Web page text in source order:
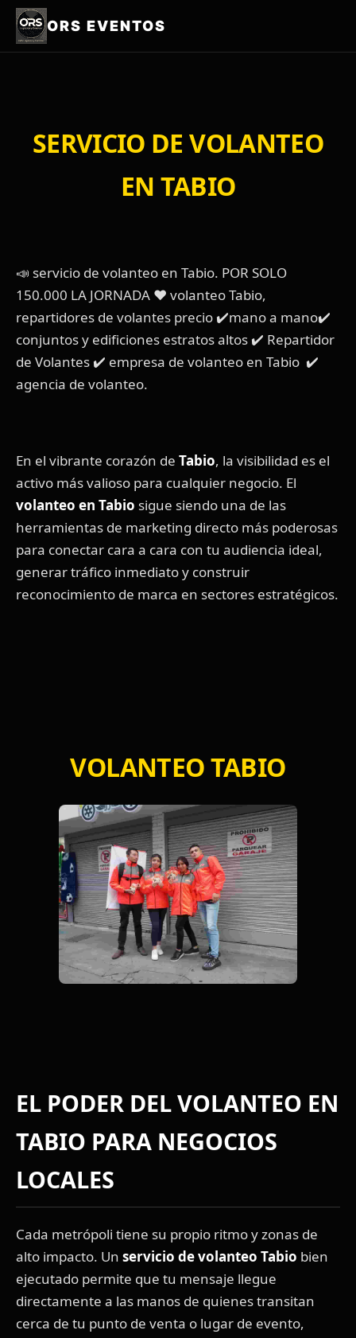
ORS EVENTOS
SERVICIO DE VOLANTEO
EN TABIO
📣 servicio de volanteo en Tabio. POR SOLO
150.000 LA JORNADA ❤️ volanteo Tabio,
repartidores de volantes precio ✔️mano a mano✔️
conjuntos y edificiones estratos altos ✔️ Repartidor
de Volantes ✔️ empresa de volanteo en Tabio ✔️
agencia de volanteo.
En el vibrante corazón de Tabio, la visibilidad es el
activo más valioso para cualquier negocio. El
volanteo en Tabio sigue siendo una de las
herramientas de marketing directo más poderosas
para conectar cara a cara con tu audiencia ideal,
generar tráfico inmediato y construir
reconocimiento de marca en sectores estratégicos.
VOLANTEO TABIO
EL PODER DEL VOLANTEO EN
TABIO PARA NEGOCIOS
LOCALES
Cada metrópoli tiene su propio ritmo y zonas de
alto impacto. Un servicio de volanteo Tabio bien
ejecutado permite que tu mensaje llegue
directamente a las manos de quienes transitan
cerca de tu punto de venta o lugar de evento,